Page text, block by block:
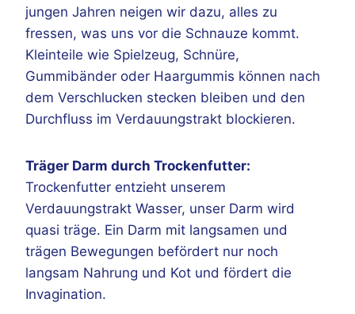
jungen Jahren neigen wir dazu, alles zu
fressen, was uns vor die Schnauze kommt.
Kleinteile wie Spielzeug, Schnüre,
Gummibänder oder Haargummis können nach
dem Verschlucken stecken bleiben und den
Durchfluss im Verdauungstrakt blockieren.
Träger Darm durch Trockenfutter:
Trockenfutter entzieht unserem
Verdauungstrakt Wasser, unser Darm wird
quasi träge. Ein Darm mit langsamen und
trägen Bewegungen befördert nur noch
langsam Nahrung und Kot und fördert die
Invagination.